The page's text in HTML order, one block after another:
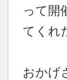
って開
てくれ
おかげ